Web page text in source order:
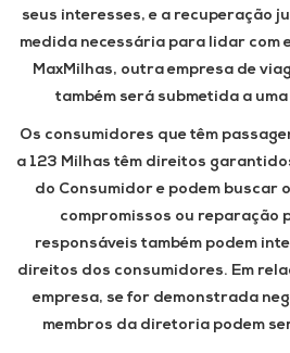
seus interesses, e a recuperação
medida necessária para lidar com
MaxMilhas, outra empresa de
também será submetida a
Os consumidores que têm
a 123 Milhas têm direitos
do Consumidor e podem buscar
compromissos ou reparação
responsáveis também podem
direitos dos consumidores. Em
empresa, se for demonstrada
membros da diretoria podem